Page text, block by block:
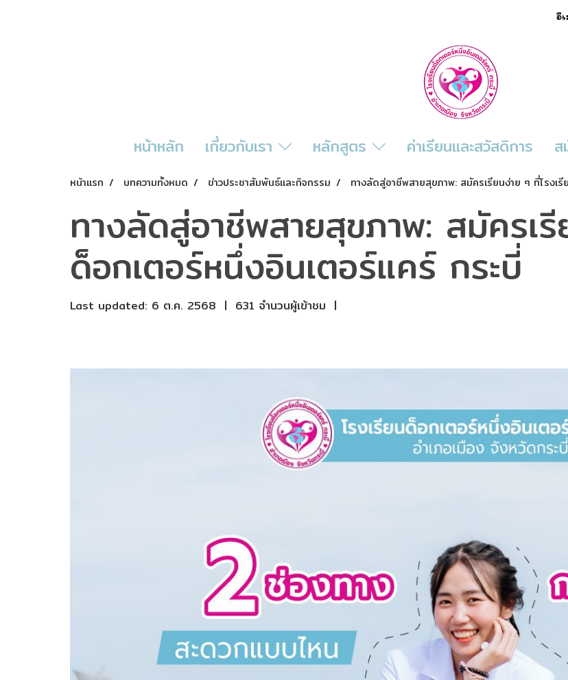
อี
หน้าหลัก เกี่ยวกับเรา หลักสูตร ค่าเรียนและสวัสดิการ ส
หน้าแรก บทความทั้งหมด ข่าวประชาสัมพันธ์และกิจกรรม ทางลัดสู่อาชีพสายสุขภาพ: สมัครเรียนง่าย ๆ ที่โรงเ
ทางลัดสู่อาชีพสายสุขภาพ: สมัครเ
ด็อกเตอร์หนึ่งอินเตอร์แคร์ กระบี่
Last updated: 6 ต.ค. 2568 | 631 จำนวนผู้เข้าชม |